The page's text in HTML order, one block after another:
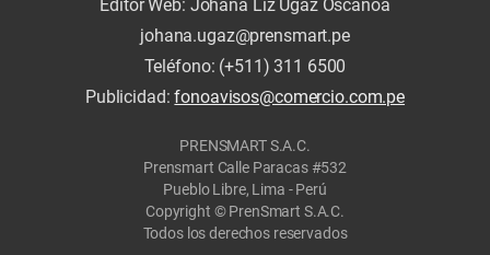
Editor Web: Johana Liz Ugaz Oscanoa
johana.ugaz@prensmart.pe
Teléfono: (+511) 311 6500
Publicidad:fonoavisos@comercio.com.pe
PRENSMART S.A.C.
Prensmart Calle Paracas #532
Pueblo Libre, Lima - Perú
Copyright © PrenSmart S.A.C.
Todos los derechos reservados